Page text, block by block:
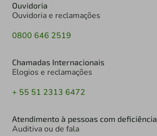
Ouvidoria
Ouvidoria e reclamações
0800 646 2519
Chamadas Internacionais
Elogios e reclamações
+ 55 51 2313 6472
Atendimento à pessoas com deficiência
Auditiva ou de fala